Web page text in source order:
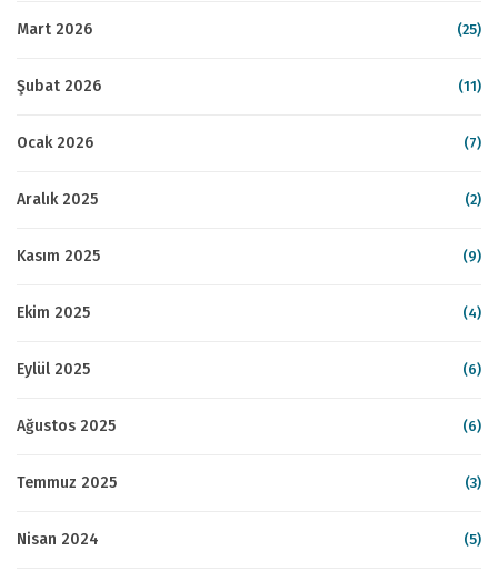
Mart 2026 (25)
Şubat 2026 (11)
Ocak 2026 (7)
Aralık 2025 (2)
Kasım 2025 (9)
Ekim 2025 (4)
Eylül 2025 (6)
Ağustos 2025 (6)
Temmuz 2025 (3)
Nisan 2024 (5)